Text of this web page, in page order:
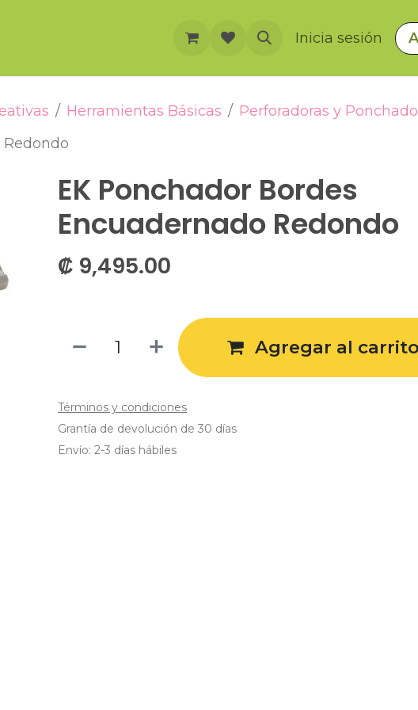
Eventos Inicia sesión
Herramientas Básicas Perforadoras y
EK Ponchador Bordes
Encuadernado Redondo
₡ 9,495.00
Agregar al carrito
Términos y condiciones
Grantía de devolución de 30 días
Envío: 2-3 días hábiles